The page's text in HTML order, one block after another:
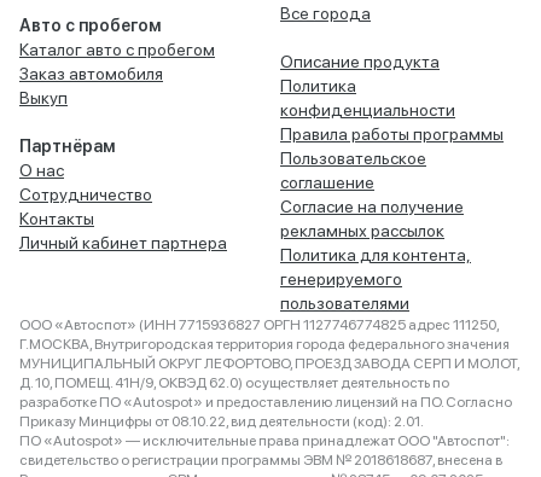
Авто с пробегом
Каталог авто с пробегом
Заказ автомобиля
Выкуп
Партнёрам
О нас
Сотрудничество
Контакты
Личный кабинет партнера
Все города
Описание продукта
Политика
конфиденциальности
Правила работы программы
Пользовательское
соглашение
Согласие на получение
рекламных рассылок
Политика для контента,
генерируемого
пользователями
ООО «Автоспот» (ИНН 7715936827 ОРГН 1127746774825 адрес 111250,
Г.МОСКВА, Внутригородская территория города федерального значения
МУНИЦИПАЛЬНЫЙ ОКРУГ ЛЕФОРТОВО, ПРОЕЗД ЗАВОДА СЕРП И МОЛОТ,
Д. 10, ПОМЕЩ. 41Н/9, ОКВЭД 62.0) осуществляет деятельность по
разработке ПО «Autospot» и предоставлению лицензий на ПО. Согласно
Приказу Минцифры от 08.10.22, вид деятельности (код): 2.01.
ПО «Autospot» — исключительные права принадлежат ООО "Автоспот":
свидетельство о регистрации программы ЭВМ № 2018618687, внесена в